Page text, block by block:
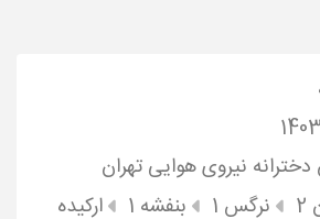
نیروی هوایی تهران
نرگس 1 بنفشه 1
ارکیده